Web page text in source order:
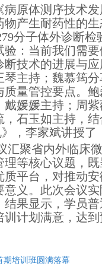
病原体测序技术
产生耐药性的
分子体外诊断
：当前我们需
技术的进展与
主持；魏慕筠
量管控要点。
媛媛主持；周
石玉如主持，
，李家斌讲授
汇聚省内外临床
等核心议题，
平台，对推动
义。此次会议
果显示，学员
计划满意，达
培训班圆满落幕